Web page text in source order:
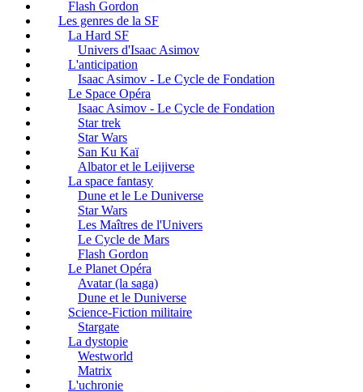
Flash Gordon
Les genres de la SF
La Hard SF
Univers d'Isaac Asimov
L'anticipation
Isaac Asimov - Le Cycle de Fondation
Le Space Opéra
Isaac Asimov - Le Cycle de Fondation
Star trek
Star Wars
San Ku Kaï
Albator et le Leijiverse
La space fantasy
Dune et le Le Duniverse
Star Wars
Les Maîtres de l'Univers
Le Cycle de Mars
Flash Gordon
Le Planet Opéra
Avatar (la saga)
Dune et le Duniverse
Science-Fiction militaire
Stargate
La dystopie
Westworld
Matrix
L'uchronie